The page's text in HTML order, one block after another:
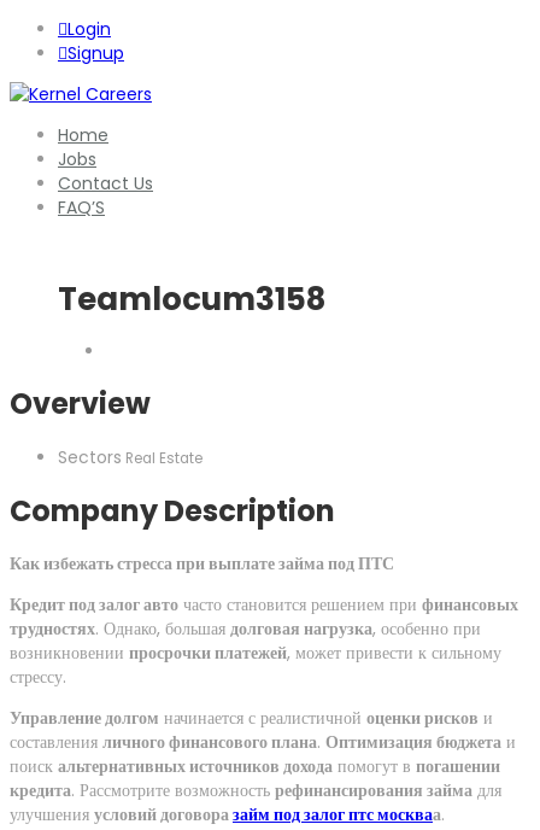
Login
Signup
Home
Jobs
Contact Us
FAQ’S
Teamlocum3158
Overview
Sectors Real Estate
Company Description
Как избежать стресса при выплате займа под ПТС
Кредит под залог авто часто становится решением при финансовых
трудностях. Однако, большая долговая нагрузка, особенно при
возникновении просрочки платежей, может привести к сильному
стрессу.
Управление долгом начинается с реалистичной оценки рисков и
составления личного финансового плана. Оптимизация бюджета и
поиск альтернативных источников дохода помогут в погашении
кредита. Рассмотрите возможность рефинансирования займа для
улучшения условий договоразайм под залог птс москваа.